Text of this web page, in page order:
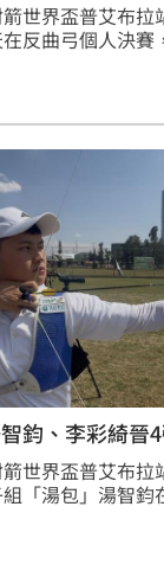
世界盃普艾布拉
反曲弓個人決賽
鈞、李彩綺晉
世界盃普艾布拉
「湯包」湯智鈞